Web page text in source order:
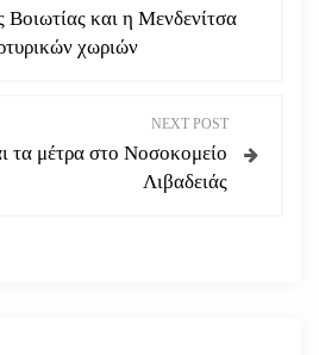
και η Μενδενίτσα
χωριών
NEXT POST
τα μέτρα στο Νοσοκομείο
Λιβαδειάς